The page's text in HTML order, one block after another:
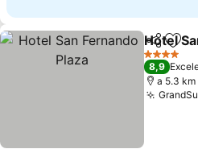
Hotel
4 Estrellas
8,9
a 5.3